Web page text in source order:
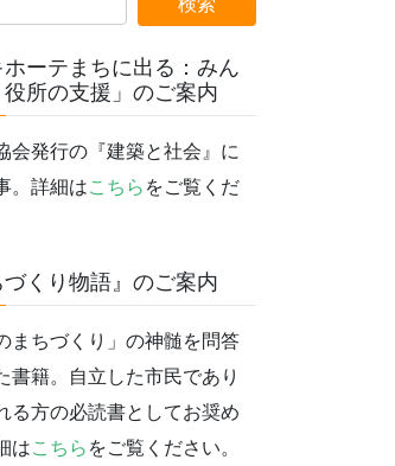
ホーテまちに出る：みん
所の支援」のご案内
会発行の『建築と社会』に
。詳細はこちら をご覧くだ
づくり物語』のご案内
まちづくり」の神髄を問答
書籍。自立した市民であり
る方の必読書としてお奨め
はこちら をご覧ください。